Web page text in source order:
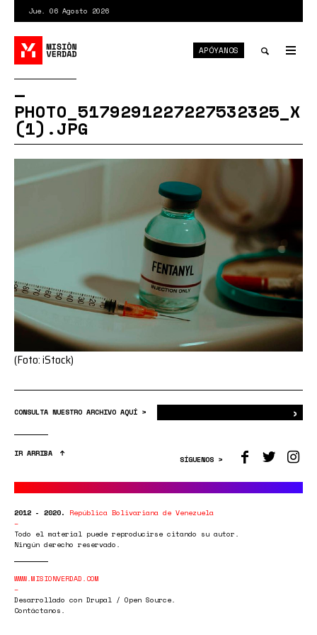
contenido
principal
Jue. 06 Agosto 2026
search
APÓYANOS
PHOTO_5179291227227532325_X
(1).JPG
(Foto: iStock)
CONSULTA NUESTRO ARCHIVO AQUÍ > ›
IR ARRIBA
SÍGUENOS >
2012 - 2020. República Bolivariana de Venezuela
Todo el material puede reproducirse citando su autor.
Ningún derecho reservado.
WWW.MISIONVERDAD.COM
Desarrollado con Drupal / Open Source.
Contáctanos.